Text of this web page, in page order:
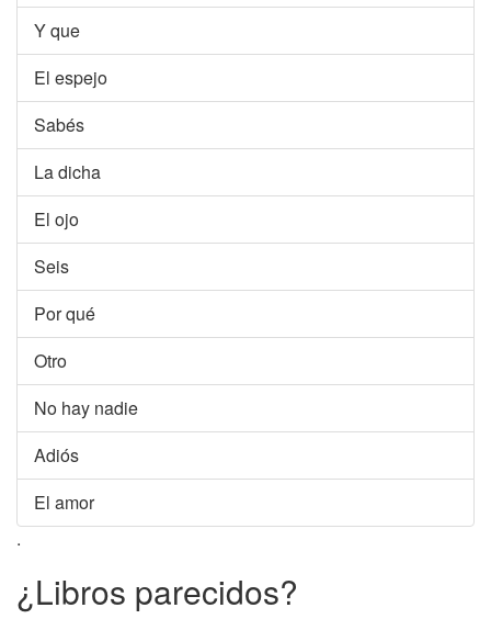
Y que
El espejo
Sabés
La dicha
El ojo
Seis
Por qué
Otro
No hay nadie
Adiós
El amor
.
¿Libros parecidos?